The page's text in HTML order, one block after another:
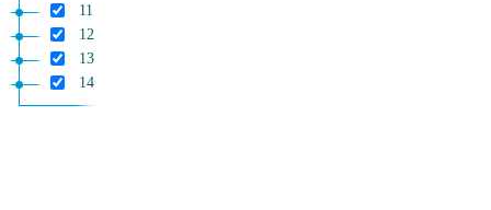
11
12
13
14